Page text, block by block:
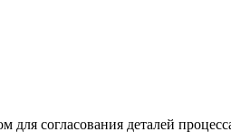
для согласования деталей